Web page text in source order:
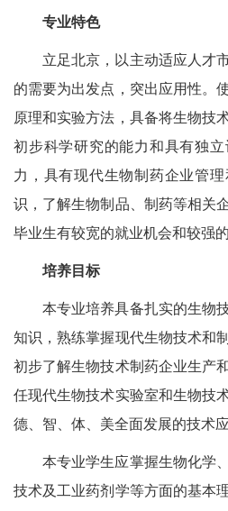
专业特色
立足北京，以主动适应人才
的需要为出发点，突出应用性。
原理和实验方法，具备将生物技
初步科学研究的能力和具有独
力，具有现代生物制药企业管
识，了解生物制品、制药等相关
毕业生有较宽的就业机会和较强的
培养目标
本专业培养具备扎实的生物
知识，熟练掌握现代生物技术和
初步了解生物技术制药企业生产
任现代生物技术实验室和生物技
德、智、体、美全面发展的技术
本专业学生应掌握生物化学
技术及工业药剂学等方面的基本